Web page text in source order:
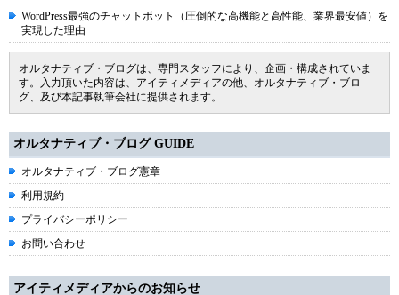
WordPress最強のチャットボット（圧倒的な高機能と高性能、業界最安値）を
実現した理由
オルタナティブ・ブログは、専門スタッフにより、企画・構成されていま
す。入力頂いた内容は、アイティメディアの他、オルタナティブ・ブロ
グ、及び本記事執筆会社に提供されます。
オルタナティブ・ブログ GUIDE
オルタナティブ・ブログ憲章
利用規約
プライバシーポリシー
お問い合わせ
アイティメディアからのお知らせ